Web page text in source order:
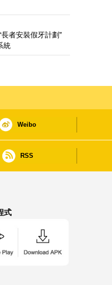
者安裝假牙計劃”
統
Weibo
RSS
式